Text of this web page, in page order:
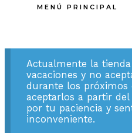
MENÚ PRINCIPAL
Actualmente la
vacaciones y no
durante los próximos
aceptarlos a partir del
por tu paciencia y
inconveniente.